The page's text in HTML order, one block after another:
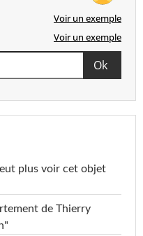
Voir un exemple
Voir un exemple
plus voir cet objet
de Thierry